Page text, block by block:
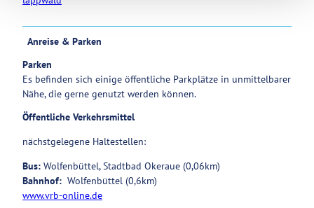
Anreise & Parken
Parken
Es befinden sich einige öffentliche Parkplätze in unmittelbarer
Nähe, die gerne genutzt werden können.
Öffentliche Verkehrsmittel
nächstgelegene Haltestellen:
Bus: Wolfenbüttel, Stadtbad Okeraue (0,06km)
Bahnhof: Wolfenbüttel (0,6km)
www.vrb-online.de